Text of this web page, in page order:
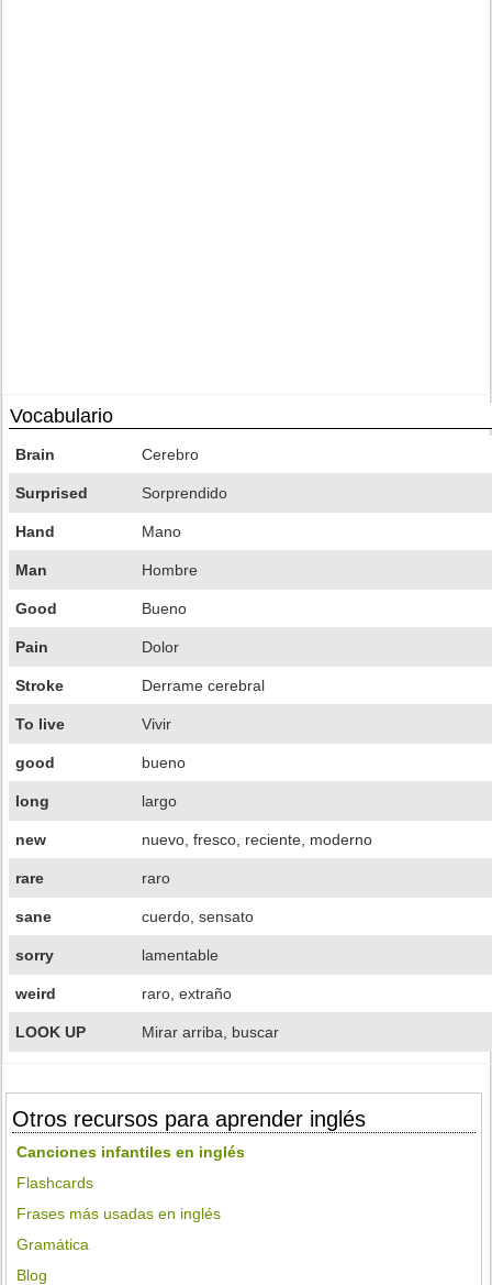
Vocabulario
Brain Cerebro
Surprised Sorprendido
Hand Mano
Man Hombre
Good Bueno
Pain Dolor
Stroke Derrame cerebral
To live Vivir
good bueno
long largo
new nuevo, fresco, reciente, moderno
rare raro
sane cuerdo, sensato
sorry lamentable
weird raro, extraño
LOOK UP Mirar arriba, buscar
Otros recursos para aprender inglés
Canciones infantiles en inglés
Flashcards
Frases más usadas en inglés
Gramática
Blog